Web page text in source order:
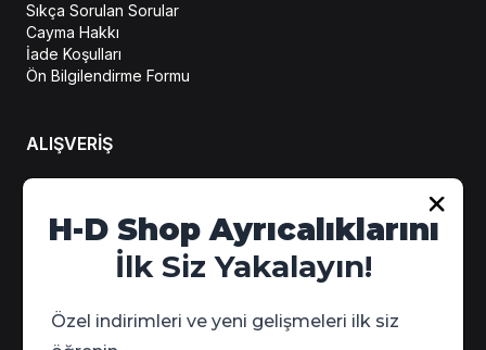
Sıkça Sorulan Sorular
Cayma Hakkı
İade Koşulları
Ön Bilgilendirme Formu
ALIŞVERİŞ
Hesabım
Sipariş Takip
Kampanya Detayları
H-D Shop Ayrıcalıklarını
İlk Siz Yakalayın!
Özel indirimleri ve yeni gelişmeleri ilk siz